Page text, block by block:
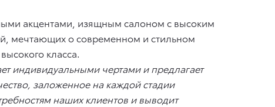
акцентами, изящным салоном с высоким
мечтающих о современном и стильном
класса.
индивидуальными чертами и предлагает
заложенное на каждой стадии
наших клиентов и выводит